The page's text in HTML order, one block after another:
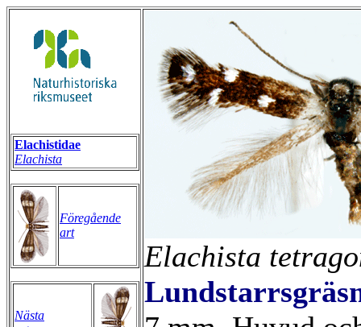
Elachistidae
Elachista
Föregående
art
Nästa
Elachista